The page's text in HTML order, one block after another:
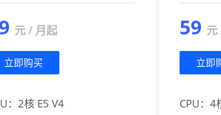
元 / 月起
立即购买
：2核 E5 V4
59 元
立即
CPU：4